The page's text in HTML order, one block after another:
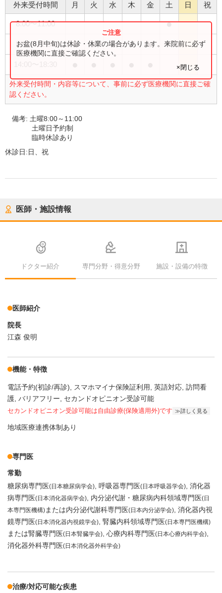
外来受付時間 月 火 水 木 金 土 日 祝
8:00〜11:00 ●
8:30〜12:30 ● ● ● ● ●
外来受付時間・内容等について、事前に必ず医療機関に直接ご確
認ください。
お盆(8月中旬)は休診・休業の場合があります。来院前に必ず
医療機関に直接ご確認ください。
×閉じる
備考: 土曜8:00～11:00
土曜日予約制
臨時休診あり
休診日:日、祝
医師・施設情報
ドクター紹介 専門分野・得意分野 施設・設備の特徴
医師紹介
院長
江森 俊明
機能・特徴
電話予約(初診/再診) スマホマイナ保険証利用 英語対応 訪問看
護 バリアフリー セカンドオピニオン受診可能
セカンドオピニオン受診可能は自由診療(保険適用外)です 詳しく見る
地域医療連携体制あり
専門医
常勤
糖尿病専門医(日本糖尿病学会) 呼吸器専門医(日本呼吸器学会) 消化器
病専門医(日本消化器病学会) 内分泌代謝・糖尿病内科領域専門医(日
本専門医機構)または内分泌代謝科専門医(日本内分泌学会) 消化器内視
鏡専門医(日本消化器内視鏡学会) 腎臓内科領域専門医(日本専門医機構)
または腎臓専門医(日本腎臓学会) 心療内科専門医(日本心療内科学会)
消化器外科専門医(日本消化器外科学会)
治療/対応可能な疾患